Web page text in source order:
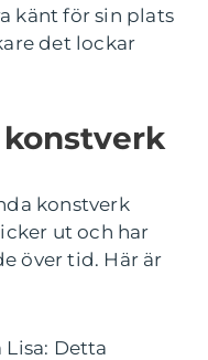
känt för sin plats
det lockar
konstverk
konstverk
ut och har
över tid. Här är
Lisa: Detta